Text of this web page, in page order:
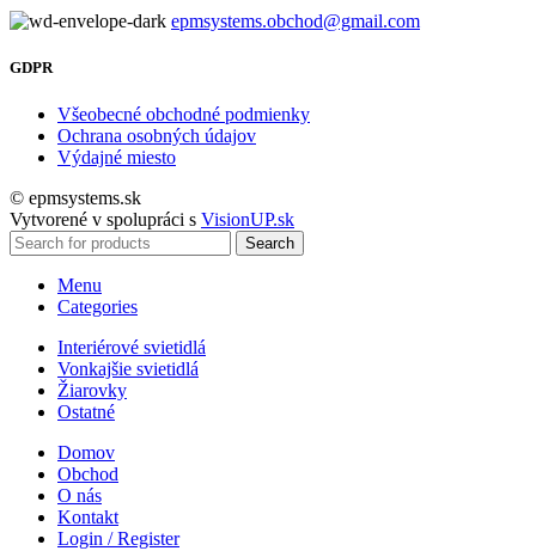
epmsystems.obchod@gmail.com
GDPR
Všeobecné obchodné podmienky
Ochrana osobných údajov
Výdajné miesto
© epmsystems.sk
Vytvorené v spolupráci s VisionUP.sk
Search
Menu
Categories
Interiérové svietidlá
Vonkajšie svietidlá
Žiarovky
Ostatné
Domov
Obchod
O nás
Kontakt
Login / Register